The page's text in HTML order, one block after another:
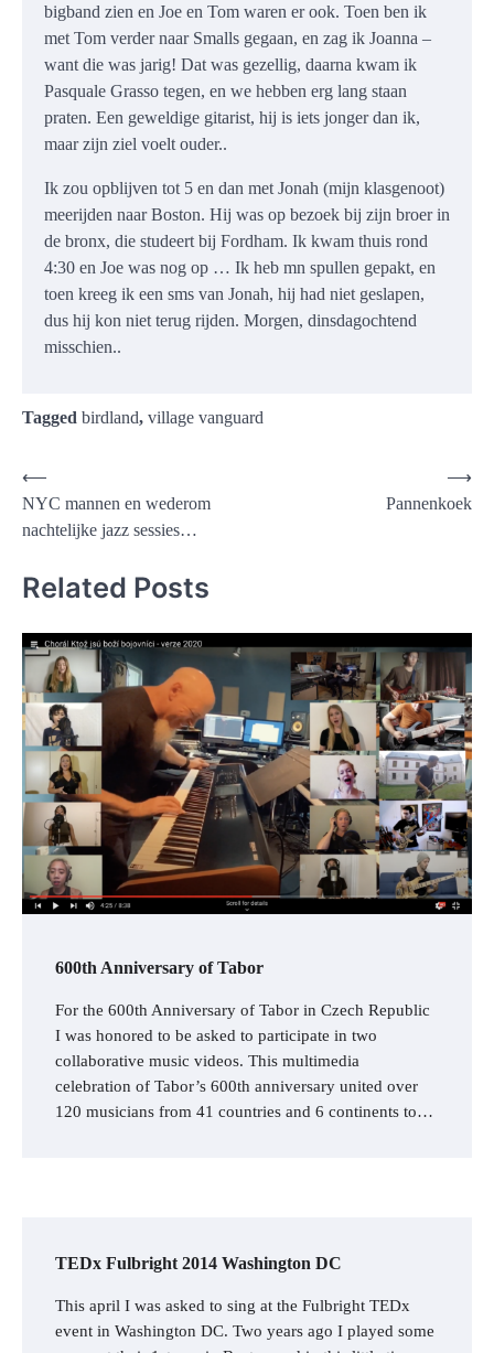
bigband zien en Joe en Tom waren er ook. Toen ben ik
met Tom verder naar Smalls gegaan, en zag ik Joanna –
want die was jarig! Dat was gezellig, daarna kwam ik
Pasquale Grasso tegen, en we hebben erg lang staan
praten. Een geweldige gitarist, hij is iets jonger dan ik,
maar zijn ziel voelt ouder..
Ik zou opblijven tot 5 en dan met Jonah (mijn klasgenoot)
meerijden naar Boston. Hij was op bezoek bij zijn broer in
de bronx, die studeert bij Fordham. Ik kwam thuis rond
4:30 en Joe was nog op … Ik heb mn spullen gepakt, en
toen kreeg ik een sms van Jonah, hij had niet geslapen,
dus hij kon niet terug rijden. Morgen, dinsdagochtend
misschien..
Tagged birdland, village vanguard
Post
navigation
⟵
NYC mannen en wederom
nachtelijke jazz sessies…
Pannenkoek
⟶
Related Posts
600th Anniversary of Tabor
For the 600th Anniversary of Tabor in Czech Republic
I was honored to be asked to participate in two
collaborative music videos. This multimedia
celebration of Tabor’s 600th anniversary united over
120 musicians from 41 countries and 6 continents to…
TEDx Fulbright 2014 Washington DC
This april I was asked to sing at the Fulbright TEDx
event in Washington DC. Two years ago I played some